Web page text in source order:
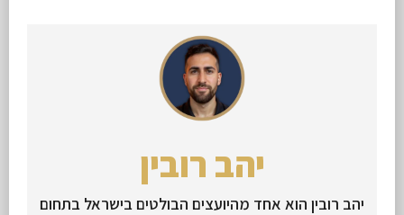
יהב רובין
יהב רובין הוא אחד מהיועצים הבולטים בישראל בתחום